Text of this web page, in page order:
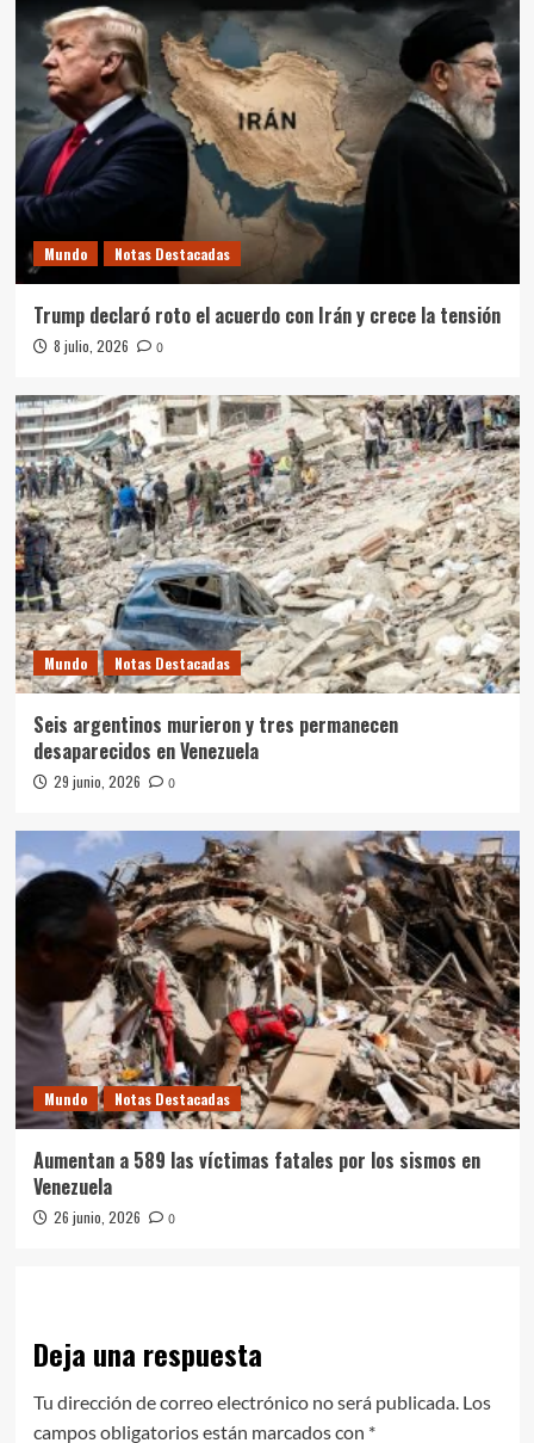
Mundo Notas Destacadas
Trump declaró roto el acuerdo con Irán y crece la tensión
8 julio, 2026 0
Mundo Notas Destacadas
Seis argentinos murieron y tres permanecen
desaparecidos en Venezuela
29 junio, 2026 0
Mundo Notas Destacadas
Aumentan a 589 las víctimas fatales por los sismos en
Venezuela
26 junio, 2026 0
Deja una respuesta
Tu dirección de correo electrónico no será publicada. Los
campos obligatorios están marcados con *